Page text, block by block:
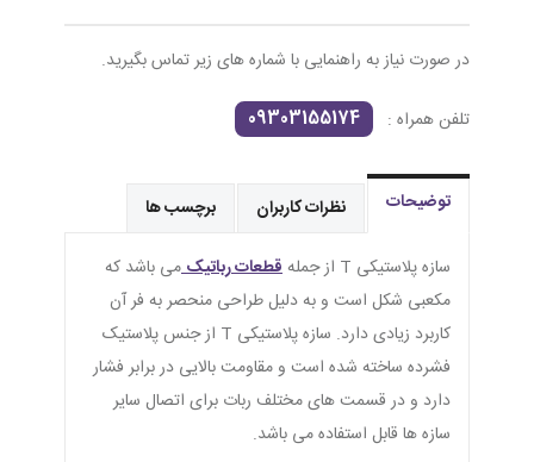
در صورت نیاز به راهنمایی با شماره های زیر تماس بگیرید.
تلفن همراه : 09303155174
توضیحات نظرات کاربران برچسب ها
سازه پلاستیکی T از جمله قطعات رباتیکمی باشد که
مکعبی شکل است و به دلیل طراحی منحصر به فر آن
کاربرد زیادی دارد. سازه پلاستیکی T از جنس پلاستیک
فشرده ساخته شده است و مقاومت بالایی در برابر فشار
دارد و در قسمت های مختلف ربات برای اتصال سایر
سازه ها قابل استفاده می باشد.